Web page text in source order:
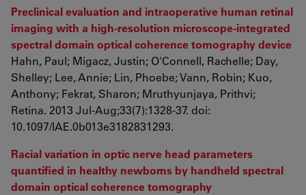
Preclinical evaluation and intraoperative human retinal
imaging with a high-resolution microscope-integrated
spectral domain optical coherence tomography device
Hahn, Paul; Migacz, Justin; O'Connell, Rachelle; Day,
Shelley; Lee, Annie; Lin, Phoebe; Vann, Robin; Kuo,
Anthony; Fekrat, Sharon; Mruthyunjaya, Prithvi;
Retina. 2013 Jul-Aug;33(7):1328-37. doi:
10.1097/IAE.0b013e3182831293.
Racial variation in optic nerve head parameters
quantified in healthy newborns by handheld spectral
domain optical coherence tomography